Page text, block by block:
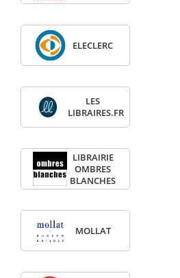
ELECLERC
LES
LIBRAIRES.FR
LIBRAIRIE
OMBRES
BLANCHES
MOLLAT